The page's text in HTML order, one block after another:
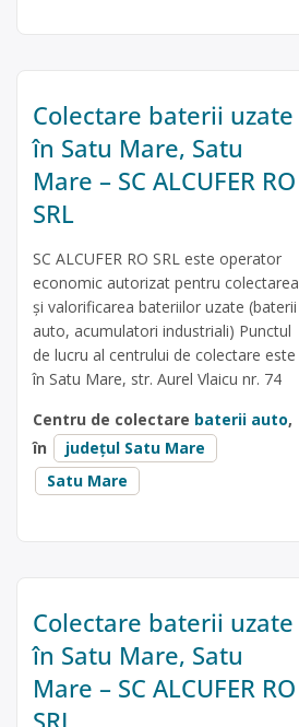
Colectare baterii uzate
în Satu Mare, Satu
Mare – SC ALCUFER RO
SRL
SC ALCUFER RO SRL este operator
economic autorizat pentru colectarea
și valorificarea bateriilor uzate (baterii
auto, acumulatori industriali) Punctul
de lucru al centrului de colectare este
în Satu Mare, str. Aurel Vlaicu nr. 74
Centru de colectare baterii auto,
în
județul Satu Mare
Satu Mare
Colectare baterii uzate
în Satu Mare, Satu
Mare – SC ALCUFER RO